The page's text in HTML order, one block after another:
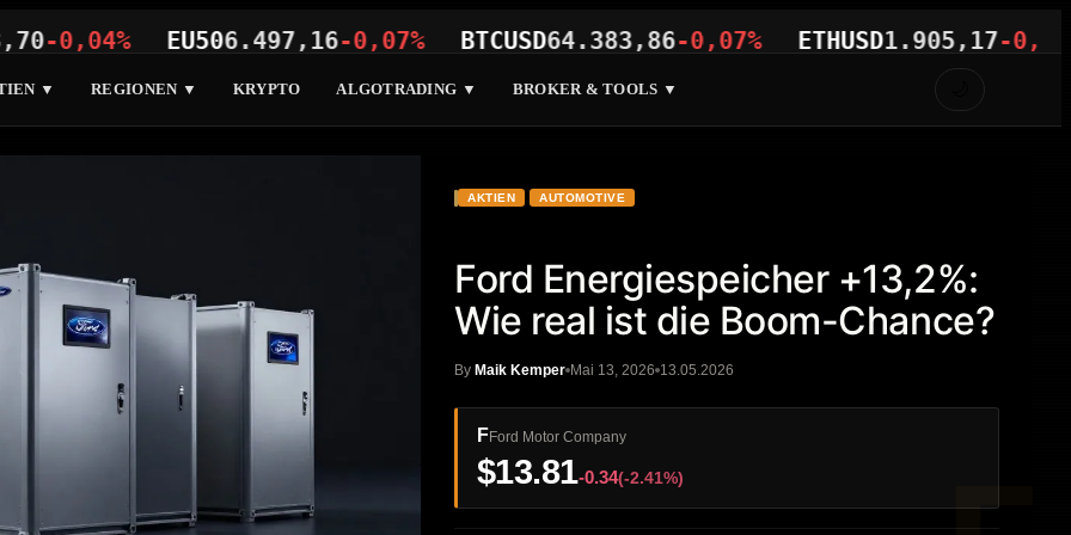
EU50 6.497,16-0,07% BTCUSD64.383,86-0,07% ETHUSD1.905,17-0,04%
▼ REGIONEN ▼ KRYPTO ALGOTRADING ▼ BROKER & TOOLS ▼
AKTIEN AUTOMOTIVE
Ford Energiespeicher +13,2%:
Wie real ist die Boom-Chance?
By Maik Kemper Mai 13, 2026 13.05.2026
FFord Motor Company
$13.81-0.34(-2.41%)